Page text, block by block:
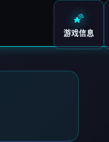
🌠
游戏信息